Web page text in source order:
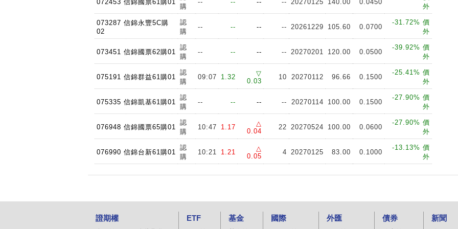
072453 信錦國票61購01
購
-- -- -- -- 20270125 140.00 0.0450
外
073287 信錦永豐5C購
02
認
購
-- -- -- -- 20261229 105.60 0.0700
-31.72% 價
外
073451 信錦國票62購01
認
購
-- -- -- -- 20270201 120.00 0.0500
-39.92% 價
外
075191 信錦群益61購01
認
購
09:07 1.32
▽
0.03
10 20270112 96.66 0.1500
-25.41% 價
外
075335 信錦凱基61購01
認
購
-- -- -- -- 20270114 100.00 0.1500
-27.90% 價
外
076948 信錦國票65購01
認
購
10:47 1.17
△
0.04
22 20270524 100.00 0.0600
-27.90% 價
外
076990 信錦台新61購01
認
購
10:21 1.21
△
0.05
4 20270125 83.00 0.1000
-13.13% 價
外
證期權 ETF 基金 國際 外匯 債券 新聞